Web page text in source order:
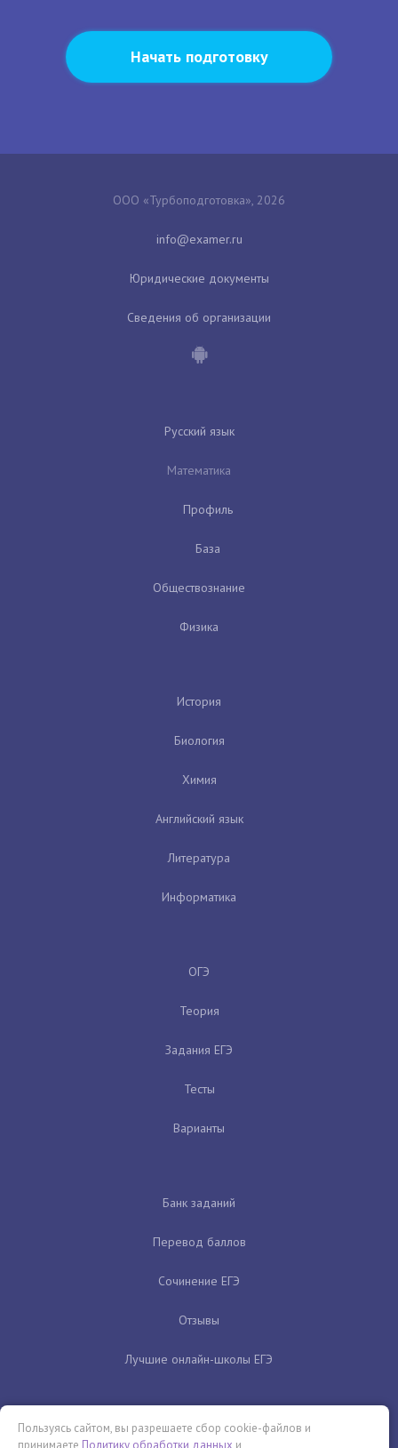
Начать подготовку
ООО «Турбоподготовка», 2026
Юридические документы
Сведения об организации
Русский язык
Математика
Профиль
База
Обществознание
Физика
История
Биология
Химия
Английский язык
Литература
Информатика
ОГЭ
Теория
Задания ЕГЭ
Тесты
Варианты
Банк заданий
Перевод баллов
Сочинение ЕГЭ
Отзывы
Лучшие онлайн-школы ЕГЭ
Пользуясь сайтом, вы разрешаете сбор cookie-файлов и
принимаете Политику обработки данных и